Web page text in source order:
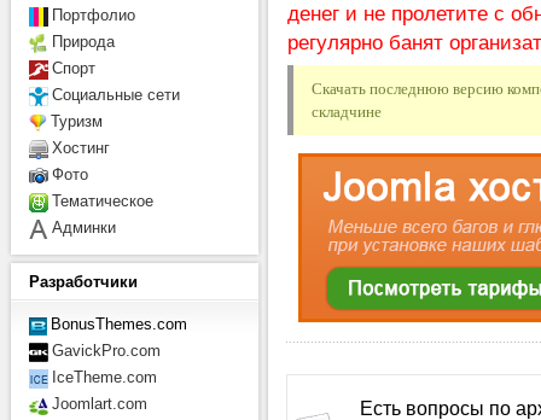
денег и не пролетите с
регулярно банят
Скачать последнюю версию
складчине
Есть вопросы по
Портфолио
Природа
Спорт
Социальные сети
Туризм
Хостинг
Фото
Тематическое
Админки
Разработчики
BonusThemes.com
GavickPro.com
IceTheme.com
Joomlart.com